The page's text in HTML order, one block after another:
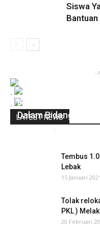
Siswa
-
LATEST NEWS
FKDT Siap
Dalam Bidang
-
Tembus
Lebak
15 Januari 2021
Tolak
PKL )
20 Februari